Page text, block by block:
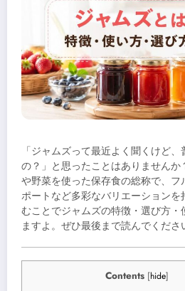
「ジャムズって最近よく聞くけど
の？」と思ったことはありません
や野菜を使った保存食の総称で、
ポートなど多彩なバリエーション
むことでジャムズの特徴・選び方・
ますよ。ぜひ最後まで読んでくださ
Contents [hide]